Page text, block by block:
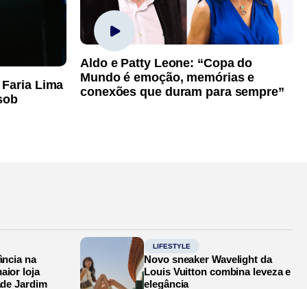
Lima
Aldo e Patty Leone: “Copa do
Mundo é emoção, memórias e
conexões que duram para sempre”
na
loja
Jardim
LIFESTYLE
Novo sneaker Wavelight da
Louis Vuitton combina leveza e
elegância